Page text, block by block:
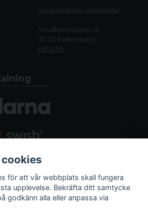
Se avvikande öppettider
Vindåkersvägen 12,
311 50 Falkenberg
Hitta hit
för att vår webbplats skall fungera
upplevelse. Bekräfta ditt samtycke
godkänn alla eller anpassa via